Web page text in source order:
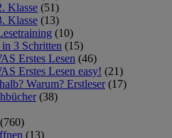
Klasse (51)
Klasse (13)
(10)
3 Schritten (15)
Erstes Lesen (46)
Erstes Lesen easy! (21)
Warum? Erstleser (17)
(38)
(760)
(13)